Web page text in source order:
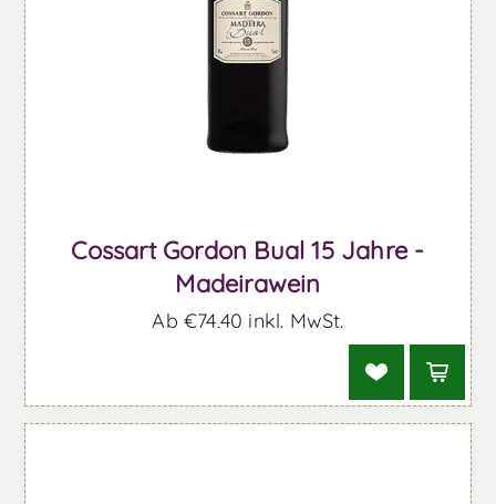
Cossart Gordon Bual 15 Jahre -
Madeirawein
Ab €74,40 inkl. MwSt.